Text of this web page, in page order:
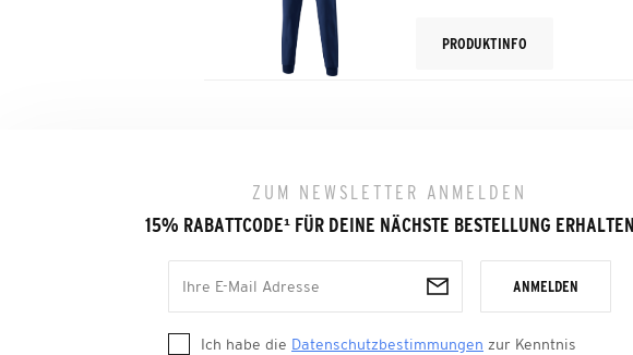
PRODUKTINFO
ZUM NEWSLETTER ANMELDEN
15% RABATTCODE¹FÜR DEINE NÄCHSTE BESTELLUNG ERHALTEN
ANMELDEN
Ich habe die Datenschutzbestimmungen zur Kenntnis